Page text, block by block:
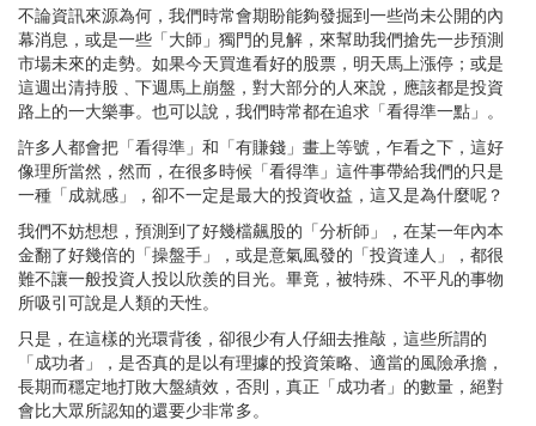
不論資訊來源為何，我們時常會期盼能夠發掘到一些尚未公開的內
幕消息，或是一些「大師」獨門的見解，來幫助我們搶先一步預測
市場未來的走勢。如果今天買進看好的股票，明天馬上漲停；或是
這週出清持股﹑下週馬上崩盤，對大部分的人來說，應該都是投資
路上的一大樂事。也可以說，我們時常都在追求「看得準一點」。
許多人都會把「看得準」和「有賺錢」畫上等號，乍看之下，這好
像理所當然，然而，在很多時候「看得準」這件事帶給我們的只是
一種「成就感」，卻不一定是最大的投資收益，這又是為什麼呢？
我們不妨想想，預測到了好幾檔飆股的「分析師」，在某一年內本
金翻了好幾倍的「操盤手」，或是意氣風發的「投資達人」，都很
難不讓一般投資人投以欣羨的目光。畢竟，被特殊、不平凡的事物
所吸引可說是人類的天性。
只是，在這樣的光環背後，卻很少有人仔細去推敲，這些所謂的
「成功者」，是否真的是以有理據的投資策略、適當的風險承擔，
長期而穩定地打敗大盤績效，否則，真正「成功者」的數量，絕對
會比大眾所認知的還要少非常多。